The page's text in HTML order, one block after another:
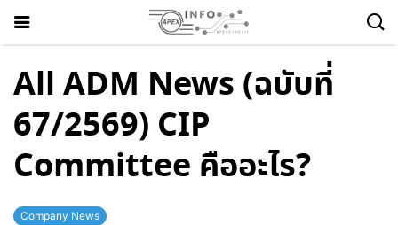
All ADM News (ฉบับที่
67/2569) CIP
Committee คืออะไร?
Company News